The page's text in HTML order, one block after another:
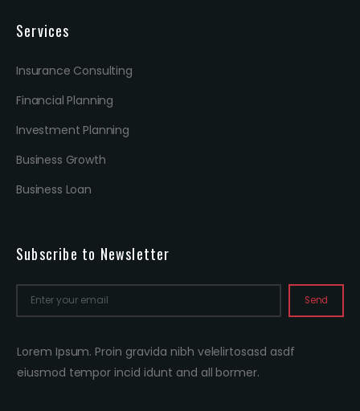
Services
Insurance Consulting
Financial Planning
Investment Planning
Business Growth
Business Loan
Subscribe to Newsletter
Send
Lorem Ipsum. Proin gravida nibh velelirtosasd asdf
eiusmod tempor incid idunt and all bormer.